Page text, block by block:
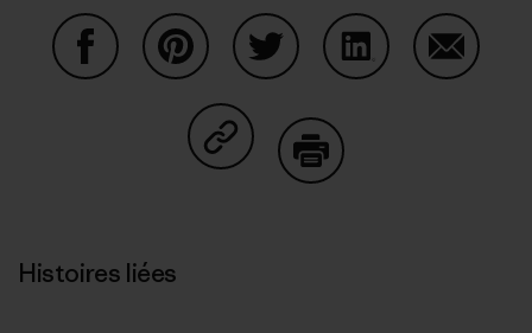
Partager sur Copy Link
Histoires liées